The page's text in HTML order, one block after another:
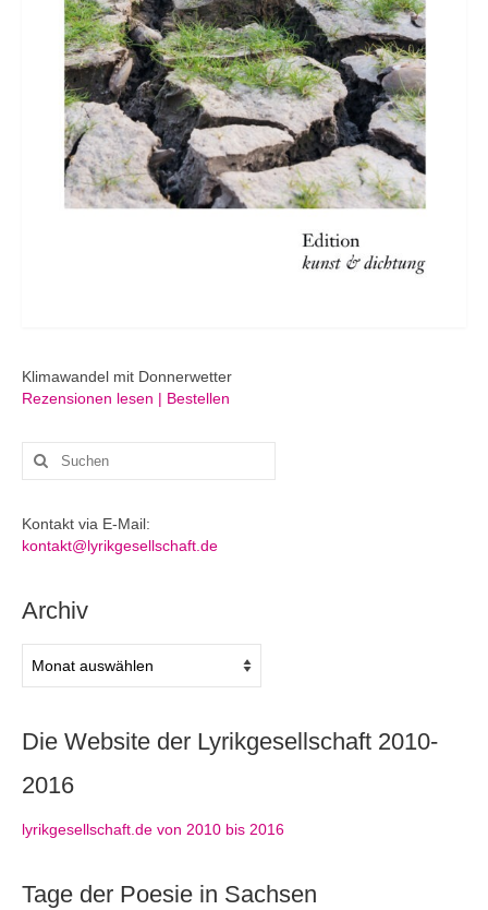
Klimawandel mit Donnerwetter
Rezensionen lesen | Bestellen
Suchen
nach:
Kontakt via E-Mail:
kontakt@lyrikgesellschaft.de
Archiv
Die Website der Lyrikgesellschaft 2010-
2016
lyrikgesellschaft.de von 2010 bis 2016
Tage der Poesie in Sachsen